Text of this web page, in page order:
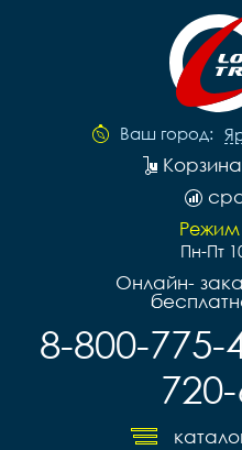
Ваш город:
Корзина
Режим
Пн-Пт
Онлайн-
8-800-775-